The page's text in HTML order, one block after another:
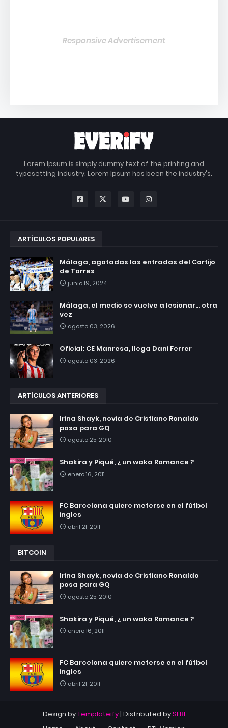
Responsive Advertisement
Lorem Ipsum is simply dummy text of the printing and
typesetting industry. Lorem Ipsum has been the industry's.
ARTÍCULOS POPULARES
Málaga, agotadas las entradas del Cortijo
de Torres
junio 19, 2024
Málaga, el medio se vuelve a lesionar... otra
vez
agosto 03, 2026
Oficial: CE Manresa, llega Dani Ferrer
agosto 03, 2026
ARTÍCULOS ANTERIORES
Irina Shayk, novia de Cristiano Ronaldo
posa para GQ
agosto 25, 2010
Shakira y Piqué, ¿ un waka Romance ?
enero 16, 2011
FC Barcelona quiere meterse en el fútbol
ingles
abril 21, 2011
BITCOIN
Irina Shayk, novia de Cristiano Ronaldo
posa para GQ
agosto 25, 2010
Shakira y Piqué, ¿ un waka Romance ?
enero 16, 2011
FC Barcelona quiere meterse en el fútbol
ingles
abril 21, 2011
Design byTemplateify| Distributed bySEBI